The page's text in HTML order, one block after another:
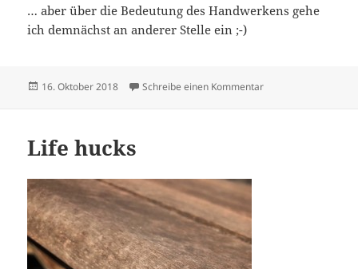
… aber über die Bedeutung des Handwerkens gehe
ich demnächst an anderer Stelle ein ;-)
Veröffentlicht
16. Oktober 2018 Schreibe einen Kommentarzu Making of
Life hucks